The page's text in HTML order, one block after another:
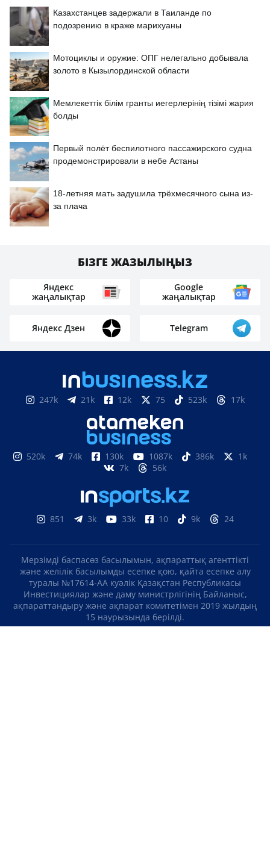
Казахстанцев задержали в Таиланде по
подозрению в краже марихуаны
Мотоциклы и оружие: ОПГ нелегально добывала
золото в Кызылординской области
Мемлекеттік білім гранты иегерлерінің тізімі жария
болды
Первый полёт беспилотного пассажирского судна
продемонстрировали в небе Астаны
18-летняя мать задушила трёхмесячного сына из-
за плача
БІЗГЕ ЖАЗЫЛЫҢЫЗ
Яндекс
жаңалықтар
Google
жаңалықтар
Яндекс Дзен Telegram
247k 21k 12k 75 523k 17k
520k 74k 130k 1087k 386k
1k
7k
56k
851 3k 33k 10 9k 24
Мерзімді баспасөз басылымын, ақпараттық агенттікті
және желілік басылымды есепке қою, қайта есепке алу
туралы №17614-АА куәлік Қазақстан Республикасы
Инвестициялар және даму министрлігінің Байланыс,
ақпараттандыру және ақпарат комитетімен 2019 жылдың
15 наурызында берілді.